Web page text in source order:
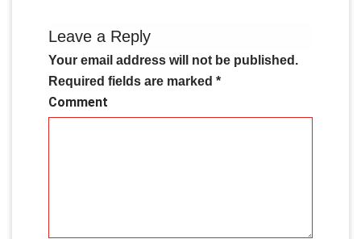
Leave a Reply
Your email address will not be published.
Required fields are marked *
Comment